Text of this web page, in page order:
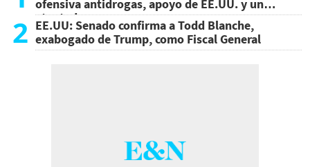
ofensiva antidrogas, apoyo de EE.UU. y un
atentado
2 EE.UU: Senado confirma a Todd Blanche,
exabogado de Trump, como Fiscal General